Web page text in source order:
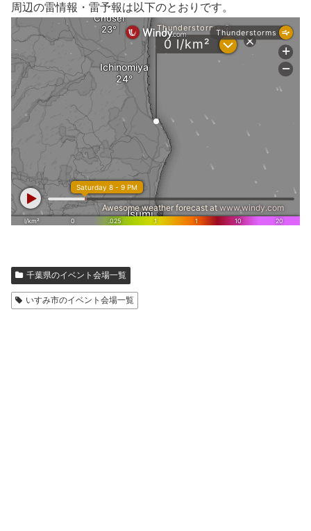
周辺の雷情報・雷予報は以下のとおりです。
千葉県のイベント会場一覧
いすみ市のイベント会場一覧